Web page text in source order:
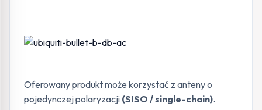
Oferowany produkt może korzystać z anteny o
pojedynczej polaryzacji (SISO / single-chain).